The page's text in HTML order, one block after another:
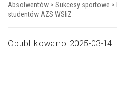
Absolwentów > Sukcesy sportowe >
studentów AZS WSIiZ
Opublikowano: 2025-03-14